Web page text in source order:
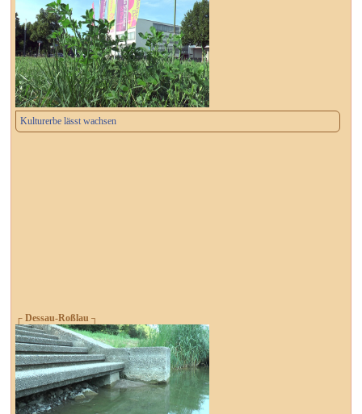
Kulturerbe lässt wachsen
┌ Dessau-Roßlau ┐